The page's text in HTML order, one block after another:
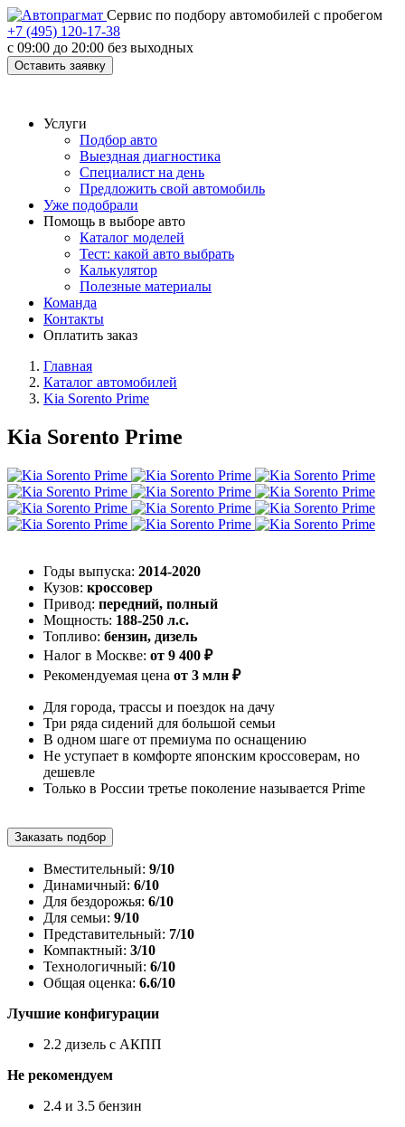
Cервис по подбору автомобилей с пробегом
+7 (495) 120-17-38
с 09:00 до 20:00 без выходных
Оставить заявку
Услуги
Подбор авто
Выездная диагностика
Специалист на день
Предложить свой автомобиль
Уже подобрали
Помощь в выборе авто
Каталог моделей
Тест: какой авто выбрать
Калькулятор
Полезные материалы
Команда
Контакты
Оплатить заказ
Главная
Каталог автомобилей
Kia Sorento Prime
Kia Sorento Prime
Годы выпуска: 2014-2020
Кузов: кроссовер
Привод: передний, полный
Мощность: 188-250 л.с.
Топливо: бензин, дизель
Налог в Москве: от 9 400 ₽
Рекомендуемая цена от 3 млн ₽
Для города, трассы и поездок на дачу
Три ряда сидений для большой семьи
В одном шаге от премиума по оснащению
Не уступает в комфорте японским кроссоверам, но
дешевле
Только в России третье поколение называется Prime
Заказать подбор
Вместительный: 9/10
Динамичный: 6/10
Для бездорожья: 6/10
Для семьи: 9/10
Представительный: 7/10
Компактный: 3/10
Технологичный: 6/10
Общая оценка: 6.6/10
Лучшие конфигурации
2.2 дизель с АКПП
Не рекомендуем
2.4 и 3.5 бензин